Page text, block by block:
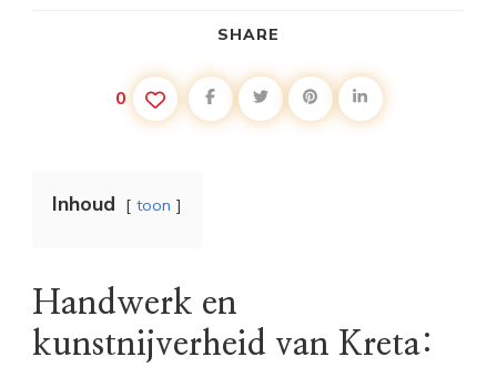
SHARE
0
Inhoud toon
Handwerk en
kunstnijverheid van Kreta: